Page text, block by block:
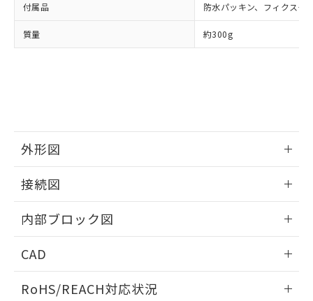
付属品 防水パッキン、フィクスチ
質量 約300g
外形図
接続図
内部ブロック図
CAD
ドすることができます。
RoHS/REACH対応状況
また、RoHS指令のフタル酸エステル類４
荷製品に未対応品が混在することから備考